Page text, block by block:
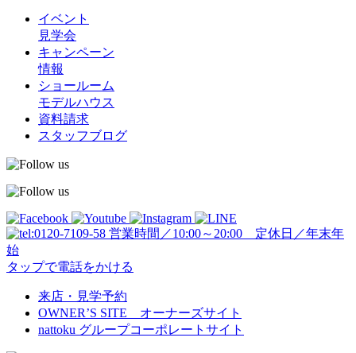
イベント
見学会
キャンペーン
情報
ショールーム
モデルハウス
資料請求
スタッフブログ
営業時間／10:00～20:00 定休日／年末年
始
タップで電話をかける
来店・見学予約
OWNER’S SITE オーナーズサイト
nattoku グループコーポレートサイト